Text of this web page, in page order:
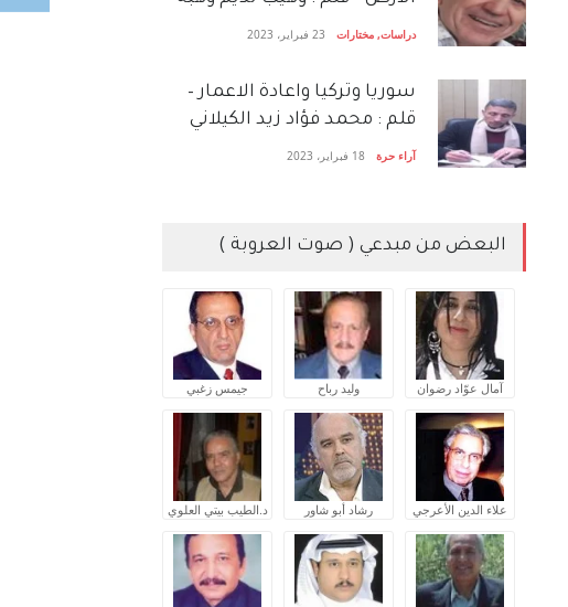
دراسات, مختارات 23 فبراير، 2023
سوريا وتركيا واعادة الاعمار –
قلم : محمد فؤاد زيد الكيلاني
آراء حرة 18 فبراير، 2023
البعض من مبدعي ( صوت العروبة )
آمال عوّاد رضوان وليد رباح جيمس زغبي
علاء الدين الأعرجي رشاد أبو شاور د.الطيب بيتي العلوي